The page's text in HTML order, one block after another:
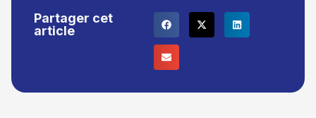
Partager cet
article